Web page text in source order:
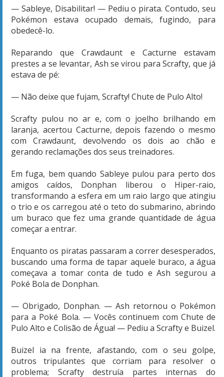
— Sableye, Disabilitar! — Pediu o pirata. Contudo, seu
Pokémon estava ocupado demais, fugindo, para
obedecê-lo.
Reparando que Crawdaunt e Cacturne estavam
prestes a se levantar, Ash se virou para Scrafty, que já
estava de pé:
— Não deixe que fujam, Scrafty! Chute de Pulo Alto!
Scrafty pulou no ar e, com o joelho brilhando em
laranja, acertou Cacturne, depois fazendo o mesmo
com Crawdaunt, devolvendo os dois ao chão e
gerando reclamações dos seus treinadores.
Em fuga, bem quando Sableye pulou para perto dos
amigos caídos, Donphan liberou o Hiper-raio,
transformando a esfera em um raio largo que atingiu
o trio e os carregou até o teto do submarino, abrindo
um buraco que fez uma grande quantidade de água
começar a entrar.
Enquanto os piratas passaram a correr desesperados,
buscando uma forma de tapar aquele buraco, a água
começava a tomar conta de tudo e Ash segurou a
Poké Bola de Donphan.
— Obrigado, Donphan. — Ash retornou o Pokémon
para a Poké Bola. — Vocês continuem com Chute de
Pulo Alto e Colisão de Água! — Pediu a Scrafty e Buizel.
Buizel ia na frente, afastando, com o seu golpe,
outros tripulantes que corriam para resolver o
problema; Scrafty destruía partes internas do